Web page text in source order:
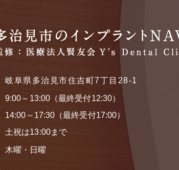
岐阜県多治見市住吉町7丁目28-1
9:00～13:00（最終受付12:30）
14:00～17:30（最終受付17:00）
土祝は13:00まで
木曜・日曜